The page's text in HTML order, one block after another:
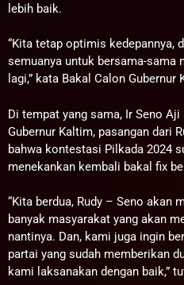
lebih baik.
“Kita tetap optimis kedepannya,
semuanya untuk bersama-sama
lagi,” kata Bakal Calon Gubernur
Di tempat yang sama, Ir Seno
Gubernur Kaltim, pasangan dari
bahwa kontestasi Pilkada 2024
menekankan kembali bakal fix
“Kita berdua, Rudy – Seno akan
banyak masyarakat yang akan
nantinya. Dan, kami juga ingin
partai yang sudah memberikan
kami laksanakan dengan baik,”